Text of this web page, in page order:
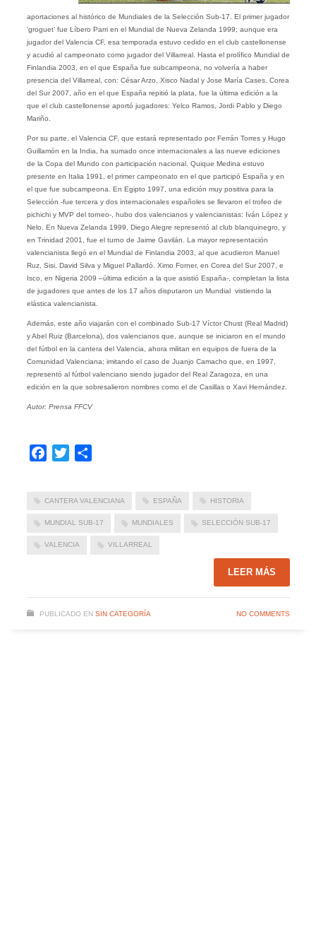
aportaciones al histórico de Mundiales de la Selección Sub-17. El primer jugador
‘groguet’ fue Líbero Parri en el Mundial de Nueva Zelanda 1999; aunque era
jugador del Valencia CF, esa temporada estuvo cedido en el club castellonense
y acudió al campeonato como jugador del Villarreal. Hasta el prolífico Mundial de
Finlandia 2003, en el que España fue subcampeona, no volvería a haber
presencia del Villarreal, con: César Arzo, Xisco Nadal y Jose María Cases. Corea
del Sur 2007, año en el que España repitió la plata, fue la última edición a la
que el club castellonense aportó jugadores: Yelco Ramos, Jordi Pablo y Diego
Mariño.
Por su parte, el Valencia CF, que estará representado por Ferrán Torres y Hugo
Guillamón en la India, ha sumado once internacionales a las nueve ediciones
de la Copa del Mundo con participación nacional. Quique Medina estuvo
presente en Italia 1991, el primer campeonato en el que participó España y en
el que fue subcampeona. En Egipto 1997, una edición muy positiva para la
Selección -fue tercera y dos internacionales españoles se llevaron el trofeo de
pichichi y MVP del torneo-, hubo dos valencianos y valencianistas: Iván López y
Nelo. En Nueva Zelanda 1999, Diego Alegre representó al club blanquinegro, y
en Trinidad 2001, fue el turno de Jaime Gavilán. La mayor representación
valencianista llegó en el Mundial de Finlandia 2003, al que acudieron Manuel
Ruz, Sisi, David Silva y Miguel Pallardó. Ximo Forner, en Corea del Sur 2007, e
Isco, en Nigeria 2009 –última edición a la que asistió España-, completan la lista
de jugadores que antes de los 17 años disputaron un Mundial vistiendo la
elástica valencianista.
Además, este año viajarán con el combinado Sub-17 Víctor Chust (Real Madrid)
y Abel Ruiz (Barcelona), dos valencianos que, aunque se iniciaron en el mundo
del fútbol en la cantera del Valencia, ahora militan en equipos de fuera de la
Comunidad Valenciana; imitando el caso de Juanjo Camacho que, en 1997,
representó al fútbol valenciano siendo jugador del Real Zaragoza, en una
edición en la que sobresalieron nombres como el de Casillas o Xavi Hernández.
Autor: Prensa FFCV
Facebook
Twitter
CANTERA VALENCIANA ESPAÑA HISTORIA
MUNDIAL SUB-17 MUNDIALES SELECCIÓN SUB-17
VALENCIA VILLARREAL
LEER MÁS
PUBLICADO EN SIN CATEGORÍA NO COMMENTS